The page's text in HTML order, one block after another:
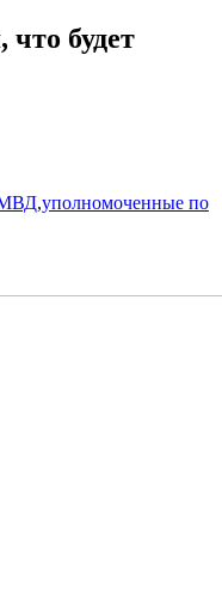
будет
,уполномоченные по